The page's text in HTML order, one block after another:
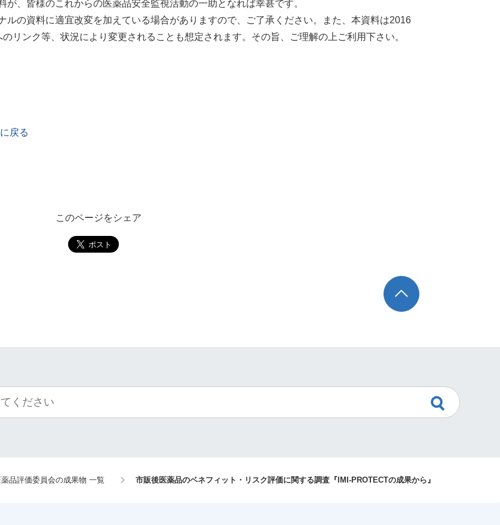
、皆様のこれからの医薬品安全監視活動の一助となれば幸甚です。
ルの資料に適宜改変を加えている場合がありますので、ご了承ください。また、本資料は2016
リンク等、状況により変更されることも想定されます。その旨、ご理解の上ご利用下さい。
戻る
このページをシェア
TOP
薬品評価委員会の成果物 一覧 市販後医薬品のベネフィット・リスク評価に関する調査『IMI-PROTECTの成果から』